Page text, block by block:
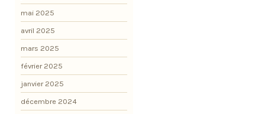
mai 2025
avril 2025
mars 2025
février 2025
janvier 2025
décembre 2024